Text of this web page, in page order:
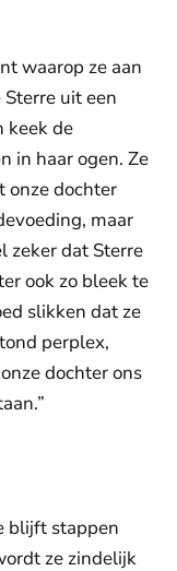
waarop ze aan
uit een
keek de
in haar ogen. Ze
onze dochter
maar
zeker dat Sterre
ook zo bleek te
slikken dat ze
perplex,
dochter ons
blijft stappen
ze zindelijk